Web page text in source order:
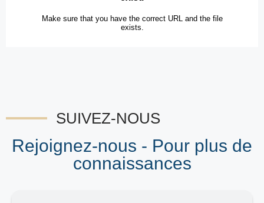
SUIVEZ-NOUS
Rejoignez-nous - Pour plus de
connaissances